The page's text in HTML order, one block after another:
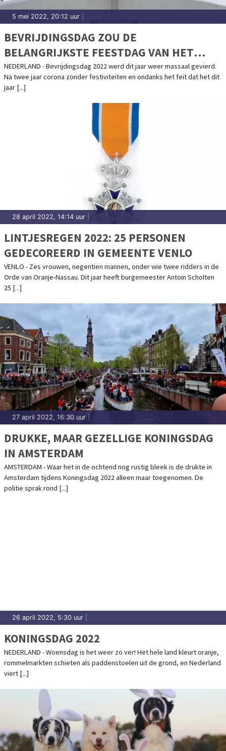
5 mei 2022, 20:12 uur
BEVRIJDINGSDAG ZOU DE
BELANGRIJKSTE FEESTDAG VAN HET
JAAR MOETEN ZIJN
NEDERLAND - Bevrijdingsdag 2022 werd dit jaar weer massaal gevierd.
Na twee jaar corona zonder festiviteiten en ondanks het feit dat het dit
jaar [...]
28 april 2022, 14:14 uur
LINTJESREGEN 2022: 25 PERSONEN
GEDECOREERD IN GEMEENTE VENLO
VENLO - Zes vrouwen, negentien mannen, onder wie twee ridders in de
Orde van Oranje-Nassau. Dit jaar heeft burgemeester Antoin Scholten
25 [...]
27 april 2022, 16:30 uur
DRUKKE, MAAR GEZELLIGE KONINGSDAG
IN AMSTERDAM
AMSTERDAM - Waar het in de ochtend nog rustig bleek is de drukte in
Amsterdam tijdens Koningsdag 2022 alleen maar toegenomen. De
politie sprak rond [...]
26 april 2022, 5:30 uur
KONINGSDAG 2022
NEDERLAND - Woensdag is het weer zo ver! Het hele land kleurt oranje,
rommelmarkten schieten als paddenstoelen uit de grond, en Nederland
viert [...]